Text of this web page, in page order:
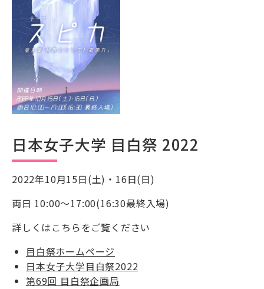
日本女子大学 目白祭 2022
2022年10月15日(土)・16日(日)
両日 10:00～17:00(16:30最終入場)
詳しくはこちらをご覧ください
目白祭ホームページ
日本女子大学目白祭2022
第69回 目白祭企画局